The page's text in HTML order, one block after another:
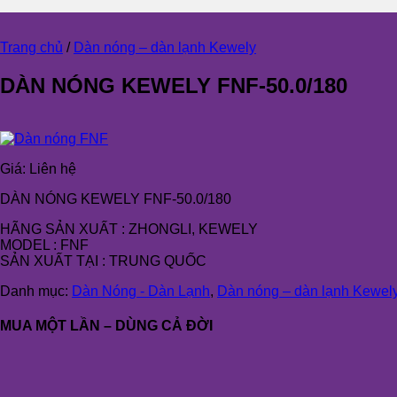
Trang chủ / Dàn nóng – dàn lạnh Kewely
DÀN NÓNG KEWELY FNF-50.0/180
Giá: Liên hệ
DÀN NÓNG KEWELY FNF-50.0/180
HÃNG SẢN XUẤT : ZHONGLI, KEWELY
MODEL : FNF
SẢN XUẤT TẠI : TRUNG QUỐC
Danh mục: Dàn Nóng - Dàn Lạnh, Dàn nóng – dàn lạnh
MUA MỘT LẦN – DÙNG CẢ ĐỜI